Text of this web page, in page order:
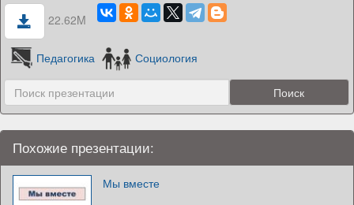
22.62M
Педагогика Социология
Похожие презентации:
Мы вместе